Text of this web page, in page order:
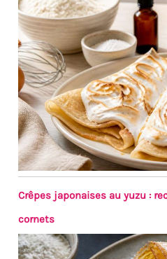
Crêpes japonaises au yuzu :
cornets